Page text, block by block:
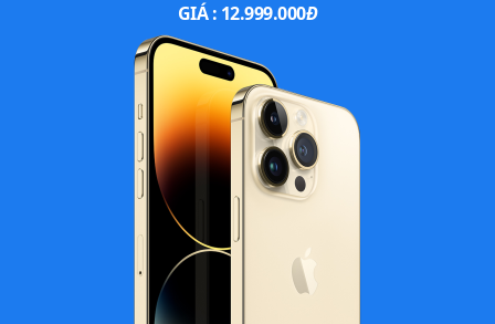
Chỉ số IP
Màn hình LTPO Super Retina XDR
Kích thước
Tần số quét
GIÁ : 12.999.000Đ